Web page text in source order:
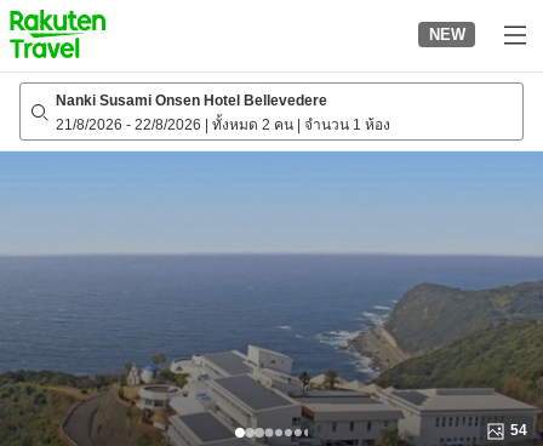
to
top
page
NEW
Nanki Susami Onsen Hotel Bellevedere
21/8/2026 - 22/8/2026 ทั้งหมด 2 คน จำนวน 1 ห้อง
54